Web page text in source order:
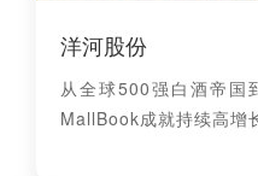
洋河股份
从全球500强白酒帝国
MallBook成就持续高增